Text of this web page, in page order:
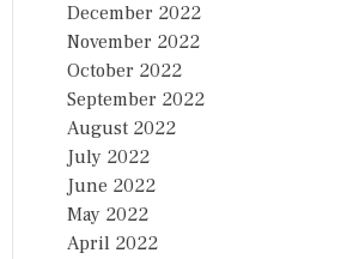
December 2022
November 2022
October 2022
September 2022
August 2022
July 2022
June 2022
May 2022
April 2022